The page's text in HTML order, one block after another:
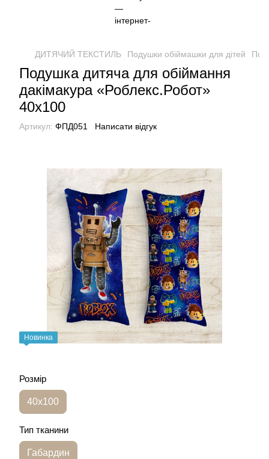
ДИТЯЧИЙ ТЕКСТИЛЬ Подушки обіймашки для дітей
Подушка дитяча для обіймання
дакімакура «Роблекс.Робот»
40х100
Артикул: ФПД051 Написати відгук
Новинка
Розмір
40х100
Тип тканини
Габардин